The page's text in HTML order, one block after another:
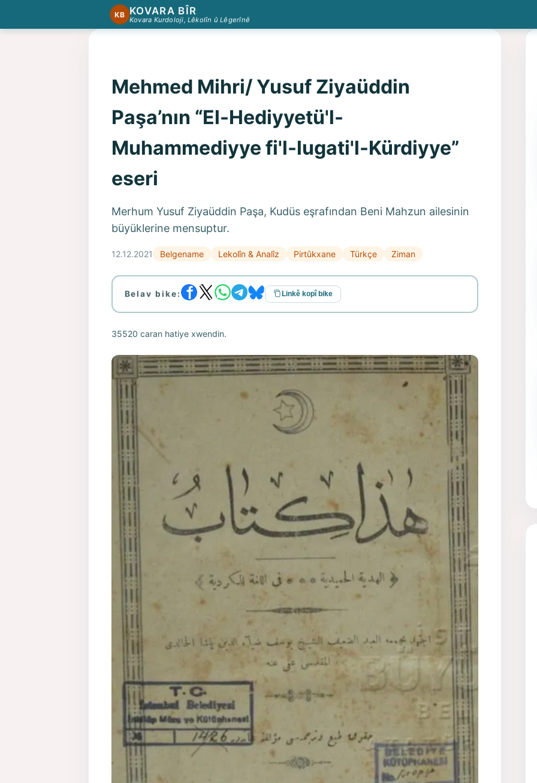
KB KOVARA BÎR
Kovara Kurdoloji, Lêkolîn û Lêgerînê
Mehmed Mihri/ Yusuf Ziyaüddin
Paşa’nın “El-Hediyyetü'l-
Muhammediyye fi'l-lugati'l-Kürdiyye”
eseri
Merhum Yusuf Ziyaüddin Paşa, Kudüs eşrafından Beni Mahzun ailesinin
büyüklerine mensuptur.
12.12.2021 Belgename Lekolîn & Analîz Pirtûkxane Türkçe Ziman
Belav bike: Linkê kopî bike
35520 caran hatiye xwendin.